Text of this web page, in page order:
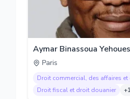
Aymar Binassoua
Paris
Droit commercial, des affaires et
Droit fiscal et droit douanier
+1